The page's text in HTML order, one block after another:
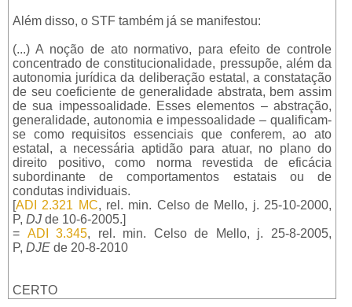
Além disso, o STF também já se manifestou:
(...) A noção de ato normativo, para efeito de controle
concentrado de constitucionalidade, pressupõe, além da
autonomia jurídica da deliberação estatal, a constatação
de seu coeficiente de generalidade abstrata, bem assim
de sua impessoalidade. Esses elementos – abstração,
generalidade, autonomia e impessoalidade – qualificam-
se como requisitos essenciais que conferem, ao ato
estatal, a necessária aptidão para atuar, no plano do
direito positivo, como norma revestida de eficácia
subordinante de comportamentos estatais ou de
condutas individuais.
[ADI 2.321 MC, rel. min. Celso de Mello, j. 25-10-2000,
P, DJ de 10-6-2005.]
= ADI 3.345, rel. min. Celso de Mello, j. 25-8-2005,
P, DJE de 20-8-2010
CERTO